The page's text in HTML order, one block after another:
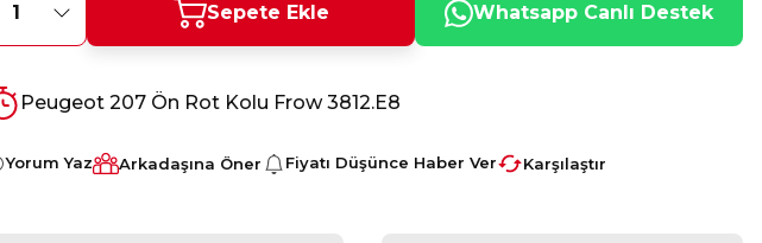
Sepete Ekle Whatsapp Canlı Destek
Peugeot 207 Ön Rot Kolu Frow 3812.E8
Yorum Yaz Arkadaşına Öner Fiyatı Düşünce Haber Ver Karşılaştır